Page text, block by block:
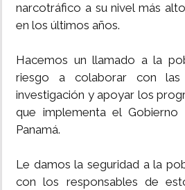
narcotráfico a su nivel más
en los últimos años.
Hacemos un llamado a la
riesgo a colaborar con
investigación y apoyar los
que implementa el
Panamá.
Le damos la seguridad a la
con los responsables de